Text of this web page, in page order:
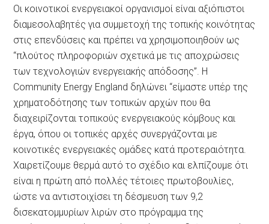
Οι κοινοτικοί ενεργειακοί οργανισμοί είναι αξιόπιστοι
διαμεσολαβητές για συμμετοχή της τοπικής κοινότητας
στις επενδύσεις και πρέπει να χρησιμοποιηθούν ως
“πλούτος πληροφοριών σχετικά με τις αποχρώσεις
των τεχνολογιών ενεργειακής απόδοσης”. Η
Community Energy England δηλώνει “είμαστε υπέρ της
χρηματοδότησης των τοπικών αρχών που θα
διαχειρίζονται τοπικούς ενεργειακούς κόμβους και
έργα, όπου οι τοπικές αρχές συνεργάζονται με
κοινοτικές ενεργειακές ομάδες κατά προτεραιότητα.
Χαιρετίζουμε θερμά αυτό το σχέδιο και ελπίζουμε ότι
είναι η πρώτη από πολλές τέτοιες πρωτοβουλίες,
ώστε να αντιστοιχίσει τη δέσμευση των 9,2
δισεκατομμυρίων λιρών στο πρόγραμμα της